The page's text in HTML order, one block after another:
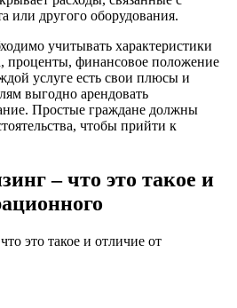
или другого оборудования.
учитывать характеристики
проценты, финансовое положение
услуге есть свои плюсы и
выгодно арендовать
Простые граждане должны
чтобы прийти к
– что это такое и